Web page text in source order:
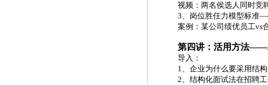
视频：两名侯选人同时竞
3、岗位胜任力模型标准
案例：某公司绩优员工vs
第四讲：活用方法——
导入：
1、企业为什么要采用结
2、结构化面试法在招聘